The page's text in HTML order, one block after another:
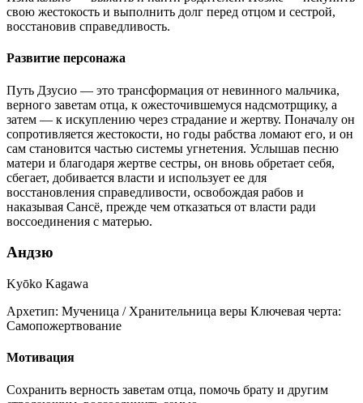
свою жестокость и выполнить долг перед отцом и сестрой,
восстановив справедливость.
Развитие персонажа
Путь Дзусио — это трансформация от невинного мальчика,
верного заветам отца, к ожесточившемуся надсмотрщику, а
затем — к искуплению через страдание и жертву. Поначалу он
сопротивляется жестокости, но годы рабства ломают его, и он
сам становится частью системы угнетения. Услышав песню
матери и благодаря жертве сестры, он вновь обретает себя,
сбегает, добивается власти и использует ее для
восстановления справедливости, освобождая рабов и
наказывая Сансё, прежде чем отказаться от власти ради
воссоединения с матерью.
Андзю
Kyōko Kagawa
Архетип: Мученица / Хранительница веры Ключевая черта:
Самопожертвование
Мотивация
Сохранить верность заветам отца, помочь брату и другим